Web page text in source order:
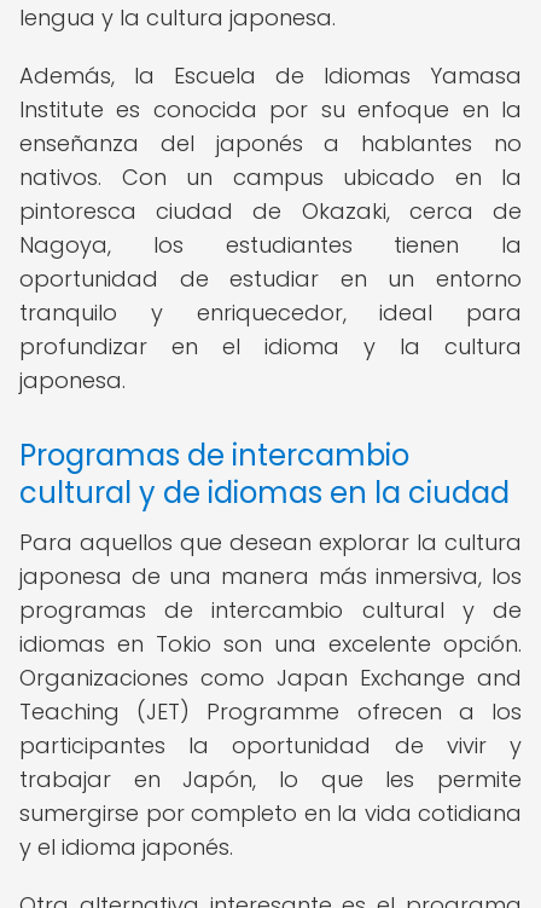
lengua y la cultura japonesa.
Además, la Escuela de Idiomas Yamasa
Institute es conocida por su enfoque en la
enseñanza del japonés a hablantes no
nativos. Con un campus ubicado en la
pintoresca ciudad de Okazaki, cerca de
Nagoya, los estudiantes tienen la
oportunidad de estudiar en un entorno
tranquilo y enriquecedor, ideal para
profundizar en el idioma y la cultura
japonesa.
Programas de intercambio
cultural y de idiomas en la ciudad
Para aquellos que desean explorar la cultura
japonesa de una manera más inmersiva, los
programas de intercambio cultural y de
idiomas en Tokio son una excelente opción.
Organizaciones como Japan Exchange and
Teaching (JET) Programme ofrecen a los
participantes la oportunidad de vivir y
trabajar en Japón, lo que les permite
sumergirse por completo en la vida cotidiana
y el idioma japonés.